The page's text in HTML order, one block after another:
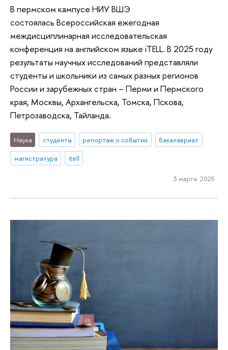
В пермском кампусе НИУ ВШЭ
состоялась Всероссийская ежегодная
междисциплинарная исследовательская
конференция на английском языке iTELL. В 2025 году
результаты научных исследований представляли
студенты и школьники из самых разных регионов
России и зарубежных стран – Перми и Пермского
края, Москвы, Архангельска, Томска, Пскова,
Петрозаводска, Тайланда.
Наука студенты репортаж о событии
бакалавриат
магистратура
itell
3 марта 2025